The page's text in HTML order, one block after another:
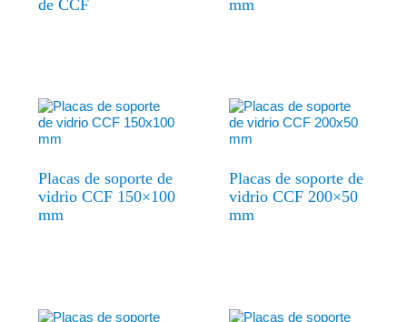
de CCF
mm
Placas de soporte de
vidrio CCF 150×100
mm
Placas de soporte de
vidrio CCF 200×50
mm